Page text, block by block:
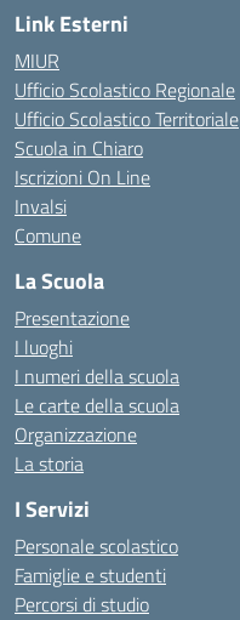
Link Esterni
MIUR
Ufficio Scolastico Regionale
Ufficio Scolastico Territoriale
Scuola in Chiaro
Iscrizioni On Line
Invalsi
Comune
La Scuola
Presentazione
I luoghi
I numeri della scuola
Le carte della scuola
Organizzazione
La storia
I Servizi
Personale scolastico
Famiglie e studenti
Percorsi di studio